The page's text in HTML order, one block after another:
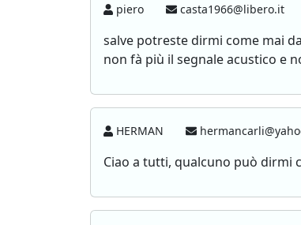
piero casta1966@libero.it
salve potreste dirmi come mai
non fà più il segnale acustico e
HERMAN
Ciao a tutti, qualcuno può dirmi